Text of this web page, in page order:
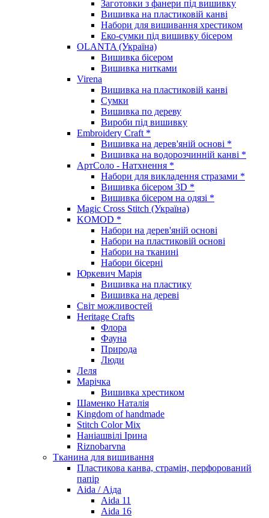
Заготовки з фанери під вишивку
Вишивка на пластиковій канві
Набори для вишивання хрестиком
Еко-сумки під вишивку бісером
OLANTA (Україна)
Вишивка бісером
Вишивка нитками
Virena
Вишивка на пластиковій канві
Сумки
Вишивка по дереву
Вироби під вишивку
Embroidery Craft *
Вишивка на дерев'яній основі *
Вишивка на водорозчинній канві *
АртСоло - Натхнення *
Набори для викладення стразами *
Вишивка бісером 3D *
Вишивка бісером на одязі *
Magic Cross Stitch (Україна)
KOMOD *
Набори на дерев'яній основі
Набори на пластиковій основі
Набори на тканині
Набори бісерні
Юркевич Марія
Вишивка на пластику
Вишивка на дереві
Світ можливостей
Heritage Crafts
Флора
Фауна
Природа
Люди
Леля
Марічка
Вишивка хрестиком
Шаменко Наталія
Kingdom of handmade
Stitch Color Mix
Наніашвілі Ірина
Riznobarvna
Тканина для вишивання
Пластикова канва, страмін, перфорований
папір
Aida / Аіда
Aida 11
Aida 16